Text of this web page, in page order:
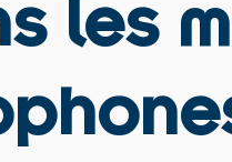
les